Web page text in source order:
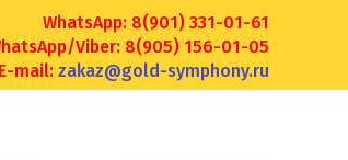
WhatsApp: 8(901) 331-01-61
Viber: 8(905) 156-01-05
E-mail: zakaz@gold-symphony.ru